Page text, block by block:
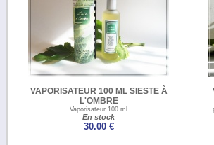
VAPORISATEUR 100 ML SIESTE À
L'OMBRE
Vaporisateur 100 ml
En stock
30.00 €